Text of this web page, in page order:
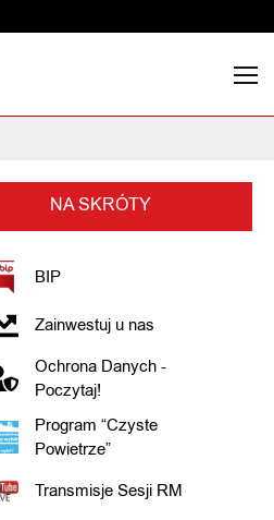
NA SKRÓTY
BIP
Zainwestuj u nas
Ochrona Danych -
Poczytaj!
Program “Czyste
Powietrze”
Transmisje Sesji RM